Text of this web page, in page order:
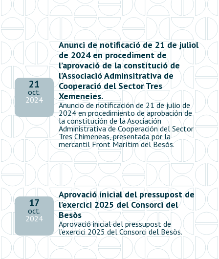
21
oct.
2024
Anunci de notificació de 21 de juliol
de 2024 en procediment de
l’aprovació de la constitució de
l’Associació Adminsitrativa de
Cooperació del Sector Tres
Xemeneies.
Anuncio de notificación de 21 de julio de
2024 en procedimiento de aprobación de
la constitución de la Asociación
Administrativa de Cooperación del Sector
Tres Chimeneas, presentada por la
mercantil Front Marítim del Besòs.
17
oct.
2024
Aprovació inicial del pressupost de
l’exercici 2025 del Consorci del
Besòs
Aprovació inicial del pressupost de
l’exercici 2025 del Consorci del Besòs.